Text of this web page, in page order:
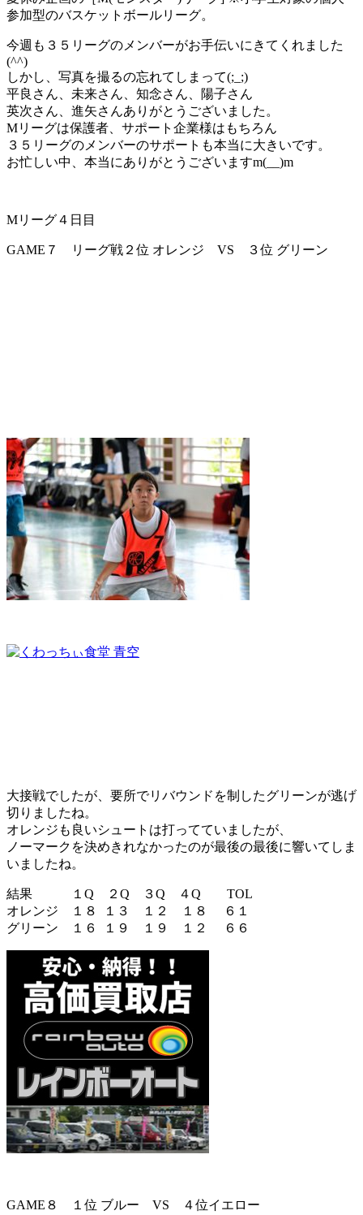
参加型のバスケットボールリーグ。
今週も３５リーグのメンバーがお手伝いにきてくれました
(^^)
しかし、写真を撮るの忘れてしまって(;_;)
平良さん、未来さん、知念さん、陽子さん
英次さん、進矢さんありがとうございました。
Mリーグは保護者、サポート企業様はもちろん
３５リーグのメンバーのサポートも本当に大きいです。
お忙しい中、本当にありがとうございますm(__)m
Mリーグ４日目
GAME７ リーグ戦２位 オレンジ VS ３位 グリーン
大接戦でしたが、要所でリバウンドを制したグリーンが逃げ
切りましたね。
オレンジも良いシュートは打ってていましたが、
ノーマークを決めきれなかったのが最後の最後に響いてしま
いましたね。
結果 １Q ２Q ３Q ４Q TOL
オレンジ １８ １３ １２ １８ ６１
グリーン １６ １９ １９ １２ ６６
GAME８ １位 ブルー VS ４位イエロー